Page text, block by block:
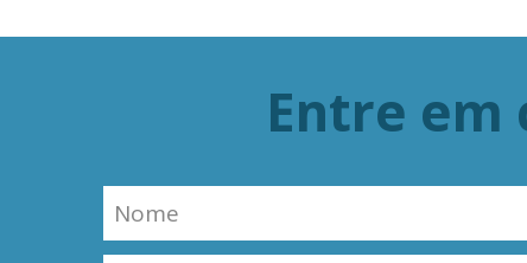
Entre